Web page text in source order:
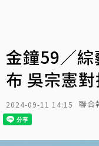
金鐘59／
布 吳宗憲
2024-09-11 14:15 聯合